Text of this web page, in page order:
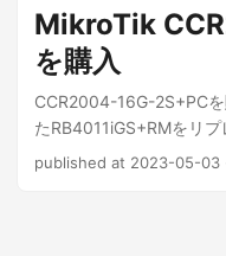
ゆるオンラインサービス
う点において、生殺与奪
きなリスクだと捉えてい
Gmailがサービス終了す
がGoogleからBANされ
MikroTik
を購入
CCR2004-16G-2S+PC
たRB4011iGS+RMをリ
っと在庫切れの状態が続
2S+PC: $377.21 FedEx
合計: $419.14 後日、さ
published at 2023-05-03